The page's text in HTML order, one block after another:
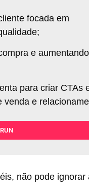
focada em
;
e
para criar CTAs
venda e
não pode ignorar